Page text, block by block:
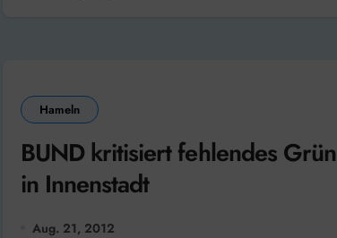
Hameln
BUND kritisiert fehlendes Grün
in Innenstadt
Aug. 21, 2012